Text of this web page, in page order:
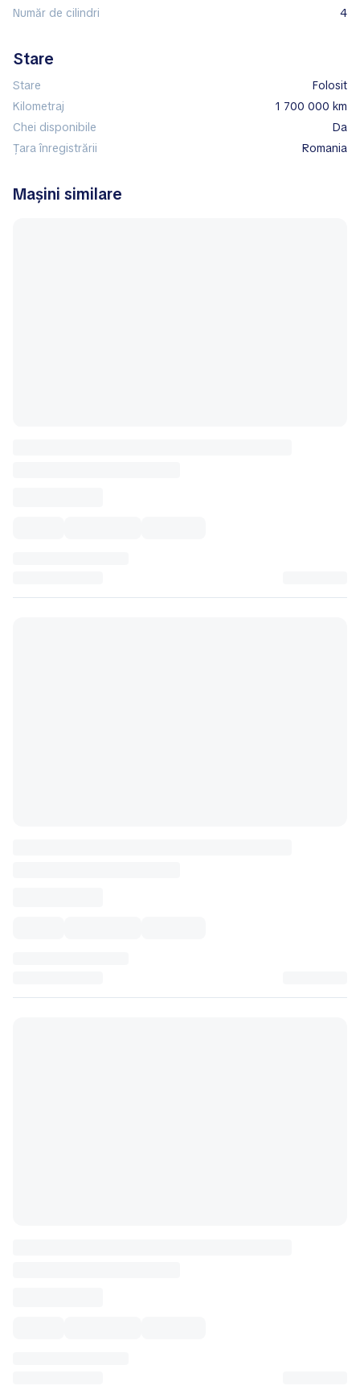
Număr de cilindri 4
Stare
Stare
Folosit
Kilometraj
1 700 000 km
Chei disponibile
Da
Țara înregistrării
Romania
Mașini similare